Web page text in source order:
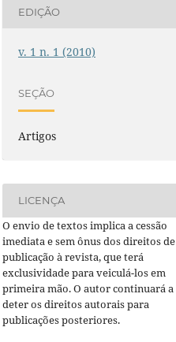
EDIÇÃO
v. 1 n. 1 (2010)
SEÇÃO
Artigos
LICENÇA
O envio de textos implica a cessão
imediata e sem ônus dos direitos de
publicação à revista, que terá
exclusividade para veiculá-los em
primeira mão. O autor continuará a
deter os direitos autorais para
publicações posteriores.